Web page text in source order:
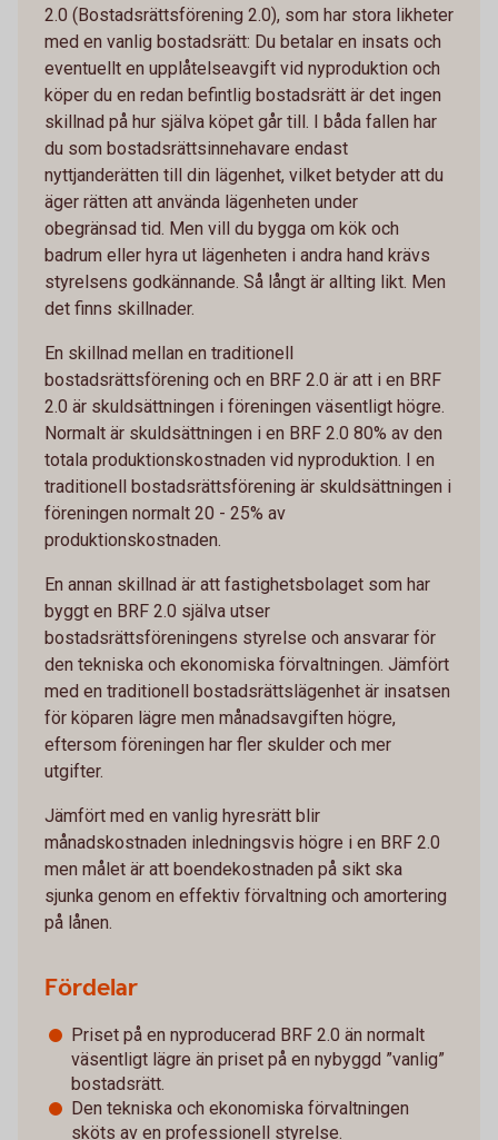
2.0 (Bostadsrättsförening 2.0), som har stora likheter
med en vanlig bostadsrätt: Du betalar en insats och
eventuellt en upplåtelseavgift vid nyproduktion och
köper du en redan befintlig bostadsrätt är det ingen
skillnad på hur själva köpet går till. I båda fallen har
du som bostadsrättsinnehavare endast
nyttjanderätten till din lägenhet, vilket betyder att du
äger rätten att använda lägenheten under
obegränsad tid. Men vill du bygga om kök och
badrum eller hyra ut lägenheten i andra hand krävs
styrelsens godkännande. Så långt är allting likt. Men
det finns skillnader.
En skillnad mellan en traditionell
bostadsrättsförening och en BRF 2.0 är att i en BRF
2.0 är skuldsättningen i föreningen väsentligt högre.
Normalt är skuldsättningen i en BRF 2.0 80% av den
totala produktionskostnaden vid nyproduktion. I en
traditionell bostadsrättsförening är skuldsättningen i
föreningen normalt 20 - 25% av
produktionskostnaden.
En annan skillnad är att fastighetsbolaget som har
byggt en BRF 2.0 själva utser
bostadsrättsföreningens styrelse och ansvarar för
den tekniska och ekonomiska förvaltningen. Jämfört
med en traditionell bostadsrättslägenhet är insatsen
för köparen lägre men månadsavgiften högre,
eftersom föreningen har fler skulder och mer
utgifter.
Jämfört med en vanlig hyresrätt blir
månadskostnaden inledningsvis högre i en BRF 2.0
men målet är att boendekostnaden på sikt ska
sjunka genom en effektiv förvaltning och amortering
på lånen.
Fördelar
Priset på en nyproducerad BRF 2.0 än normalt
väsentligt lägre än priset på en nybyggd ”vanlig”
bostadsrätt.
Den tekniska och ekonomiska förvaltningen
sköts av en professionell styrelse.